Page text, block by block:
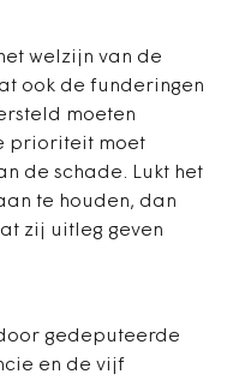
welzijn van de
ook de funderingen
moeten
prioriteit moet
de schade. Lukt het
te houden, dan
zij uitleg geven
gedeputeerde
en de vijf